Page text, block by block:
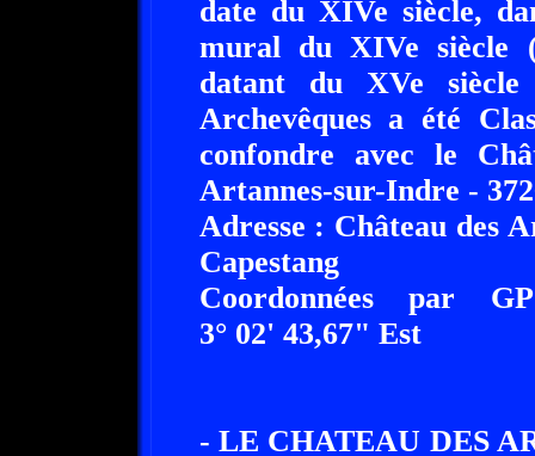
date du XIVe siècle,
mural du XIVe siècle
datant du XVe siècle
Archevêques a été
confondre avec le
Artannes-sur-Indre -
Adresse : Château des
Capestang
Coordonnées par
3° 02' 43,67" Est
- LE CHATEAU DES